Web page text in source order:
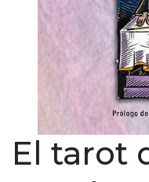
El tarot